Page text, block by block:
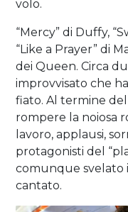
volo.
“Mercy” di Duffy,
“Like a Prayer” di
dei Queen. Circa
improvvisato che
fiato. Al termine
rompere la noiosa
lavoro, applausi,
protagonisti del
comunque svelato
cantato.